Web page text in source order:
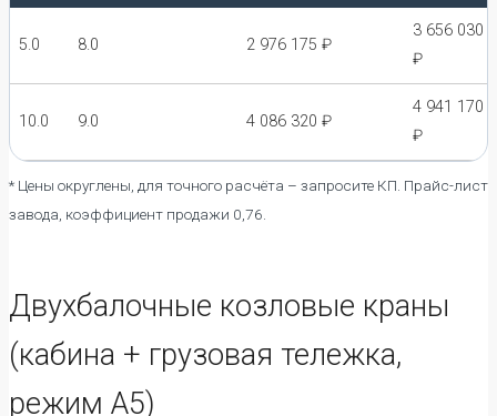
5.0 8.0 2 976 175 ₽
3 656 030
₽
10.0 9.0 4 086 320 ₽
4 941 170
₽
* Цены округлены, для точного расчёта – запросите КП. Прайс-лист
завода, коэффициент продажи 0,76.
Двухбалочные козловые краны
(кабина + грузовая тележка,
режим А5)